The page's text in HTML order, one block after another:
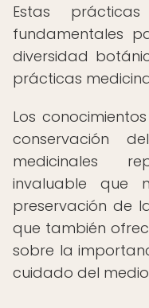
Estas
fundamentales
diversidad
prácticas
Los
conservación
medicinales
invaluable que
preservación de
que también
sobre la
cuidado del